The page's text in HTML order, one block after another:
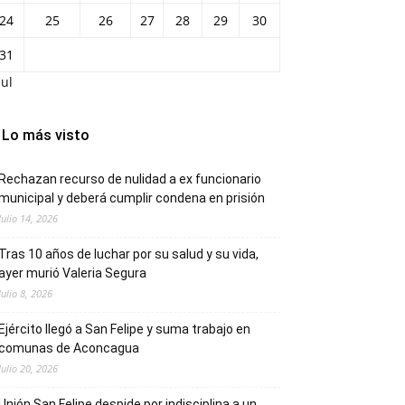
25 26 27 28 29
30
Lo más visto
recurso de nulidad a ex funcionario
y deberá cumplir condena en prisión
14, 2026
10 años de luchar por su salud y su vida,
murió Valeria Segura
8, 2026
llegó a San Felipe y suma trabajo en
de Aconcagua
20, 2026